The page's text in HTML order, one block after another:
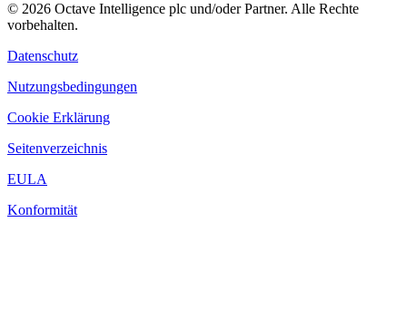
© 2026 Octave Intelligence plc und/oder Partner. Alle Rechte
vorbehalten.
Datenschutz
Nutzungsbedingungen
Cookie Erklärung
Seitenverzeichnis
EULA
Konformität